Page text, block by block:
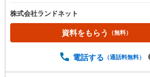
株式会社ランドネット
資料をもらう （無料）
電話する （通話料無料）